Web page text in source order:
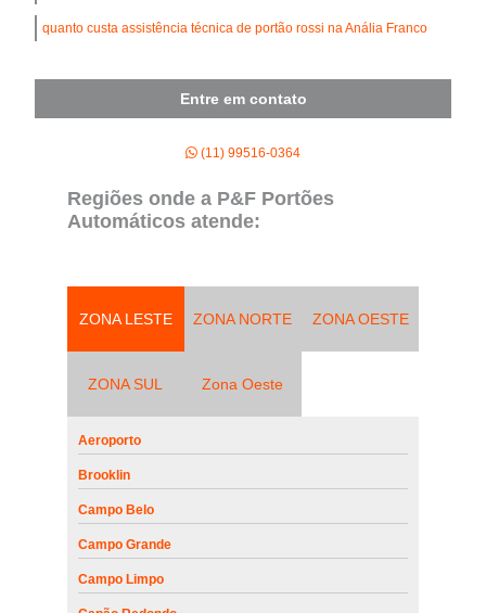
quanto custa assistência técnica de portão rossi na Anália Franco
Entre em contato
(11) 99516-0364
Regiões onde a P&F Portões
Automáticos atende:
ZONA LESTE ZONA NORTE ZONA OESTE
ZONA SUL Zona Oeste
Aeroporto
Brooklin
Campo Belo
Campo Grande
Campo Limpo